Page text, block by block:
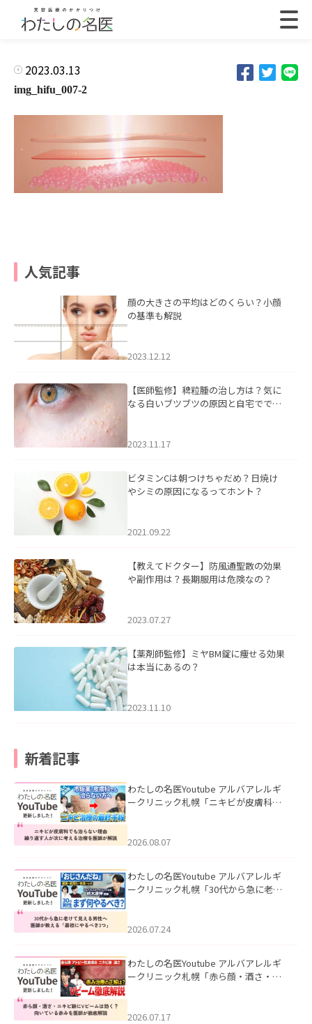
2023.03.13
img_hifu_007-2
人気記事
顔の大きさの平均はどのくらい？小顔
の基準も解説
2023.12.12
【医師監修】稗粒腫の治し方は？気に
なる白いブツブツの原因と自宅ででき
2023.11.17
ビタミンCは朝つけちゃだめ？日焼け
やシミの原因になるってホント？
2021.09.22
【教えてドクター】防風通聖散の効果
や副作用は？長期服用は危険なの？
2023.07.27
【薬剤師監修】ミヤBM錠に痩せる効果
は本当にあるの？
2023.11.10
新着記事
わたしの名医Youtube アルバアレルギ
ークリニック札幌「ニキビが皮膚科で
ました。
2026.08.07
わたしの名医Youtube アルバアレルギ
ークリニック札幌「30代から急に老け
た。
2026.07.24
わたしの名医Youtube アルバアレルギ
ークリニック札幌「赤ら顔・酒さ・ニ
した。
2026.07.17